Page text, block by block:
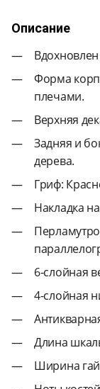
Описание
Форма
плечами.
Верхняя
Задняя и
дерева.
Гриф:
Накладка
6-слойная
4-слойная
Длина
Ширина